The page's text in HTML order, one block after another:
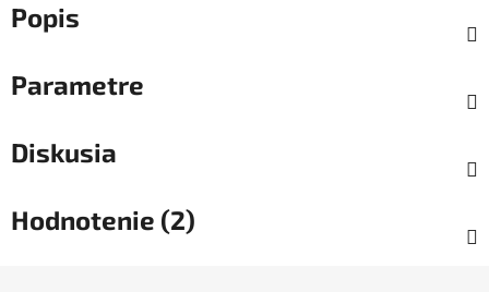
Popis
Parametre
Diskusia
Hodnotenie (2)